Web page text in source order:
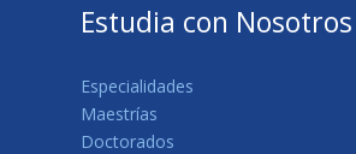
Estudia con Nosotros
Especialidades
Maestrías
Doctorados